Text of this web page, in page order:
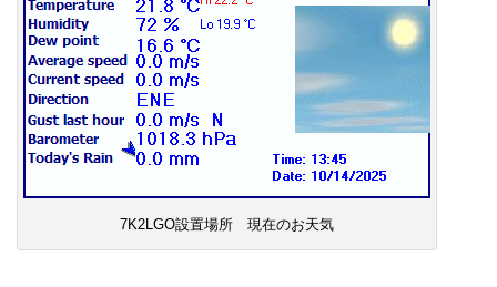
7K2LGO設置場所 現在のお天気